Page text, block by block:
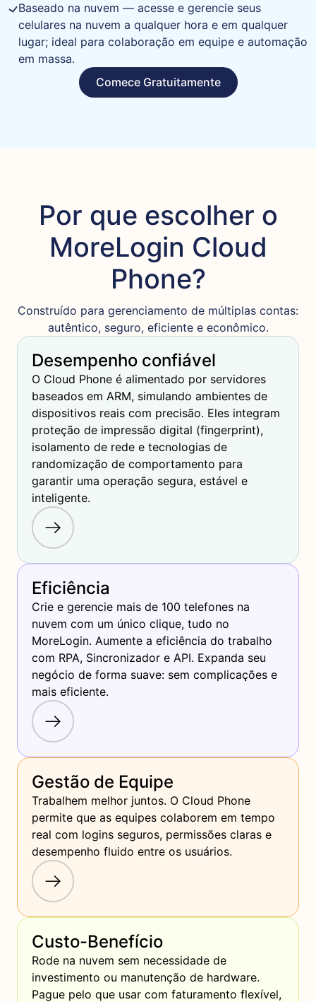
Baseado na nuvem — acesse e gerencie seus
celulares na nuvem a qualquer hora e em qualquer
lugar; ideal para colaboração em equipe e automação
em massa.
Comece Gratuitamente
Por que escolher o
MoreLogin Cloud
Phone?
Construído para gerenciamento de múltiplas contas:
autêntico, seguro, eficiente e econômico.
Desempenho confiável
O Cloud Phone é alimentado por servidores
baseados em ARM, simulando ambientes de
dispositivos reais com precisão. Eles integram
proteção de impressão digital (fingerprint),
isolamento de rede e tecnologias de
randomização de comportamento para
garantir uma operação segura, estável e
inteligente.
Eficiência
Crie e gerencie mais de 100 telefones na
nuvem com um único clique, tudo no
MoreLogin. Aumente a eficiência do trabalho
com RPA, Sincronizador e API. Expanda seu
negócio de forma suave: sem complicações e
mais eficiente.
Gestão de Equipe
Trabalhem melhor juntos. O Cloud Phone
permite que as equipes colaborem em tempo
real com logins seguros, permissões claras e
desempenho fluido entre os usuários.
Custo-Benefício
Rode na nuvem sem necessidade de
investimento ou manutenção de hardware.
Pague pelo que usar com faturamento flexível,